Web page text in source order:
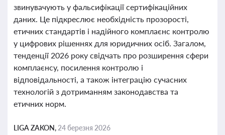
звинувачують у фальсифікації сертифікаційних
даних. Це підкреслює необхідність прозорості,
етичних стандартів і надійного комплаєнс контролю
у цифрових рішеннях для юридичних осіб. Загалом,
тенденції 2026 року свідчать про розширення сфери
комплаєнсу, посилення контролю і
відповідальності, а також інтеграцію сучасних
технологій з дотриманням законодавства та
етичних норм.
LIGA ZAKON, 24 березня 2026